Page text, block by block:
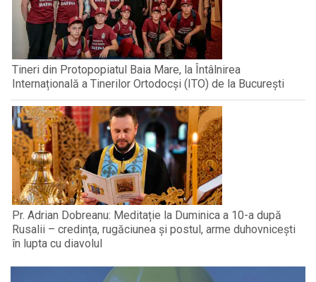
Tineri din Protopopiatul Baia Mare, la Întâlnirea
Internațională a Tinerilor Ortodocși (ITO) de la București
Pr. Adrian Dobreanu: Meditație la Duminica a 10-a după
Rusalii – credința, rugăciunea și postul, arme duhovnicești
în lupta cu diavolul